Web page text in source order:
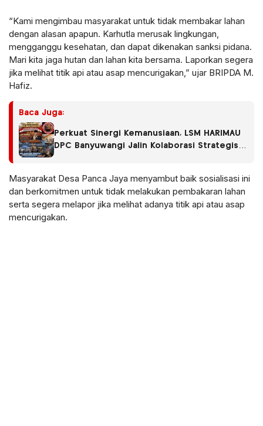
“Kami mengimbau masyarakat untuk tidak membakar lahan
dengan alasan apapun. Karhutla merusak lingkungan,
mengganggu kesehatan, dan dapat dikenakan sanksi pidana.
Mari kita jaga hutan dan lahan kita bersama. Laporkan segera
jika melihat titik api atau asap mencurigakan,” ujar BRIPDA M.
Hafiz.
Baca Juga:
Perkuat Sinergi Kemanusiaan, LSM HARIMAU
DPC Banyuwangi Jalin Kolaborasi Strategis
Masyarakat Desa Panca Jaya menyambut baik sosialisasi ini
dan berkomitmen untuk tidak melakukan pembakaran lahan
serta segera melapor jika melihat adanya titik api atau asap
mencurigakan.